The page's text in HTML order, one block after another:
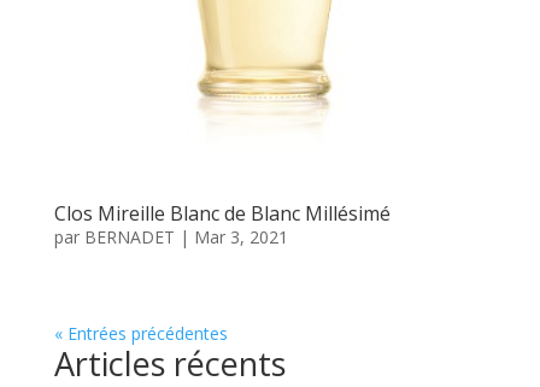
Clos Mireille Blanc de Blanc Millésimé
par BERNADET | Mar 3, 2021
« Entrées précédentes
Articles récents